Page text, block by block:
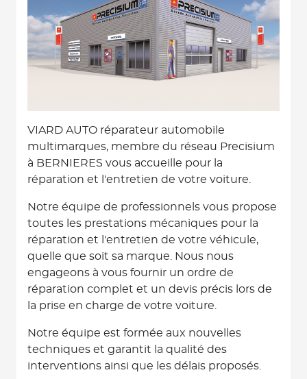
VIARD AUTO réparateur automobile
multimarques, membre du réseau Precisium
à BERNIERES vous accueille pour la
réparation et l'entretien de votre voiture.
Notre équipe de professionnels vous propose
toutes les prestations mécaniques pour la
réparation et l'entretien de votre véhicule,
quelle que soit sa marque. Nous nous
engageons à vous fournir un ordre de
réparation complet et un devis précis lors de
la prise en charge de votre voiture.
Notre équipe est formée aux nouvelles
techniques et garantit la qualité des
interventions ainsi que les délais proposés.